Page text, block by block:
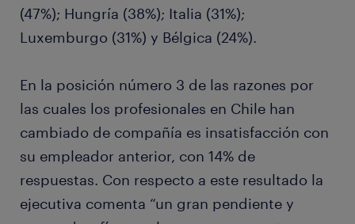
(47%); Hungría (38%); Italia (31%);
Luxemburgo (31%) y Bélgica (24%).
En la posición número 3 de las razones por
las cuales los profesionales en Chile han
cambiado de compañía es insatisfacción con
su empleador anterior, con 14% de
respuestas. Con respecto a este resultado la
ejecutiva comenta “un gran pendiente y